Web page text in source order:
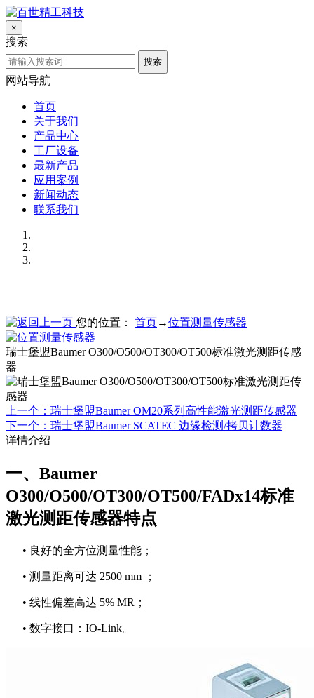
×
搜索
搜索
网站导航
首页
关于我们
产品中心
工厂设备
最新产品
应用案例
新闻动态
联系我们
您的位置： 首页→位置测量传感器
瑞士堡盟Baumer O300/O500/OT300/OT500标准激光测距传感
器
上一个：瑞士堡盟Baumer OM20系列高性能激光测距传感器
下一个：瑞士堡盟Baumer SCATEC 边缘检测/拷贝计数器
详情介绍
一、Baumer
O300/O500/OT300/OT500/FADx14标准
激光测距传感器特点
• 良好的全方位测量性能；
• 测量距离可达 2500 mm ；
• 线性偏差高达 5% MR；
• 数字接口：IO-Link。